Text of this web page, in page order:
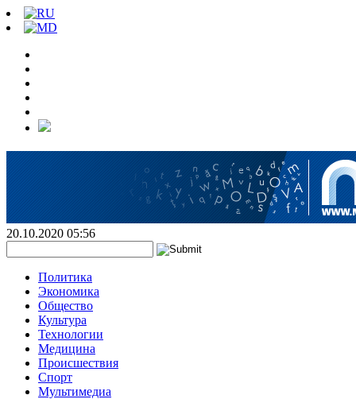
20.10.2020 05:56
Политика
Экономика
Общество
Культура
Технологии
Медицина
Происшествия
Спорт
Мультимедиа